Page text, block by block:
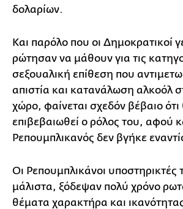
δολαρίων.
Και παρόλο που οι Δημοκρατικοί
ρώτησαν να μάθουν για τις
σεξουαλική επίθεση που
απιστία και κατανάλωση αλκοόλ
χώρο, φαίνεται σχεδόν βέβαιο ότι
επιβεβαιωθεί ο ρόλος του, αφού
Ρεπουμπλικανός δεν βγήκε
Οι Ρεπουμπλικάνοι υποστηρικτές
μάλιστα, ξόδεψαν πολύ χρόνο
θέματα χαρακτήρα και